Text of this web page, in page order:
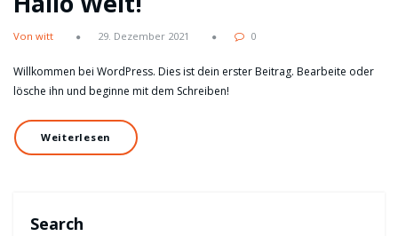
Von witt 29. Dezember 2021 0
Willkommen bei WordPress. Dies ist dein erster Beitrag. Bearbeite oder
lösche ihn und beginne mit dem Schreiben!
Weiterlesen
Search